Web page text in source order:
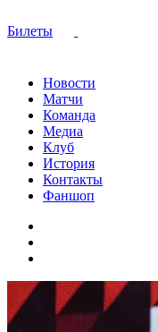
Билеты
Новости
Матчи
Команда
Медиа
Клуб
История
Контакты
Фаншоп